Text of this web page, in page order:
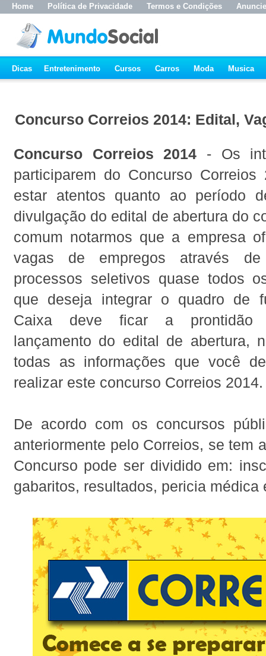
Home Política de Privacidade Termos e Condições Anuncie
Dicas Entretenimento Cursos Carros Moda Musica
Concurso Correios 2014: Edital,
Concurso Correios 2014 - Os
participarem do Concurso Correios
estar atentos quanto ao período
divulgação do edital de abertura do
comum notarmos que a empresa
vagas de empregos através
processos seletivos quase todos
que deseja integrar o quadro de
Caixa deve ficar a prontidão
lançamento do edital de abertura,
todas as informações que você
realizar este concurso Correios 2014.
De acordo com os concursos
anteriormente pelo Correios, se tem
Concurso pode ser dividido em:
gabaritos, resultados, pericia médica